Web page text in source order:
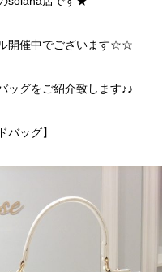
開催中でございます☆☆
ッグをご紹介致します♪♪
バッグ】